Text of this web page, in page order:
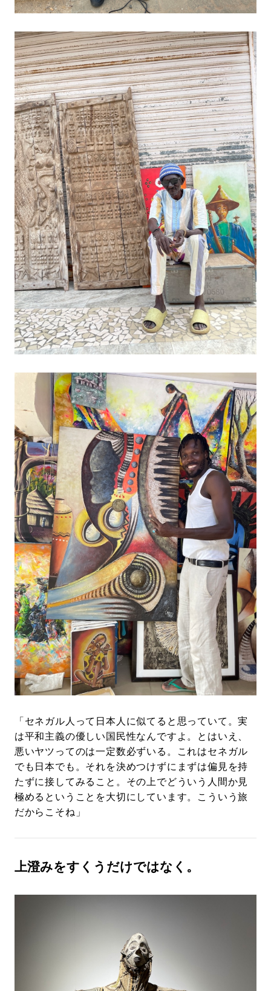
「セネガル人って日本人に似てると思っていて。実
は平和主義の優しい国民性なんですよ。とはいえ、
悪いヤツってのは一定数必ずいる。これはセネガル
でも日本でも。それを決めつけずにまずは偏見を持
たずに接してみること。その上でどういう人間か見
極めるということを大切にしています。こういう旅
だからこそね」
上澄みをすくうだけではなく。